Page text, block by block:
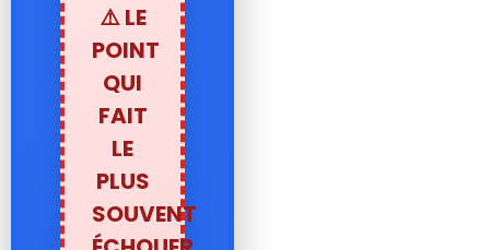
⚠️ LE
POINT
QUI
FAIT
LE
PLUS
SOUVENT